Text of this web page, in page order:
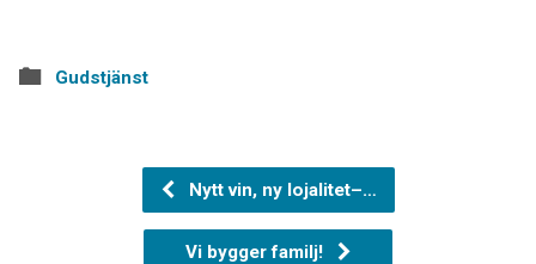
Gudstjänst
Nytt vin, ny lojalitet–…
Vi bygger familj!